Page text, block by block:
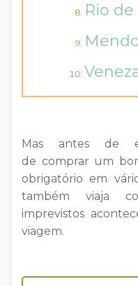
Rio de
Mas antes de
de comprar um
obrigatório em
também viaja
imprevistos
viagem.